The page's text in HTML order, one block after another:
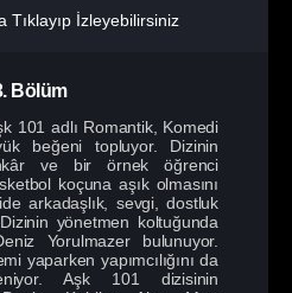
Tıklayıp İzleyebilirsiniz
Bölüm
101 adlı Romantik, Komedi
beğeni topluyor. Dizinin
ve bir örnek öğrenci
koçuna aşık olmasını
arkadaşlık, sevgi, dostluk
yönetmen koltuğunda
Yorulmazer bulunuyor.
yaparken yapımcılığını da
Aşk 101 dizisinin